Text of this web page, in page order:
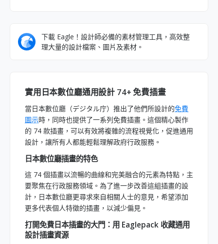
下載 Eagle！設計師必備的素材管理工具，高效整
理大量的設計檔案、圖片及素材。
實用日本數位廳通用設計 74+ 免費插畫
當日本數位廳（デジタル庁）推出了他們所設計的免費
圖示時，同時也提供了一系列免費插畫。這個精心製作
的 74 款插畫，可以有效將複雜的流程視覺化，促進通用
設計，讓所有人都能輕鬆理解政府行政服務。
日本數位廳插畫的特色
這 74 個插畫以流暢的曲線和完美融合的元素為特點，主
要聚焦在行政服務領域。為了進一步改善這組插畫的設
計，日本數位廳更尋求來自相關人士的意見，希望添加
更多代表個人特徵的插畫，以減少偏見。
打開免費日本插畫的大門：用 Eaglepack 收藏通用
設計插畫資源